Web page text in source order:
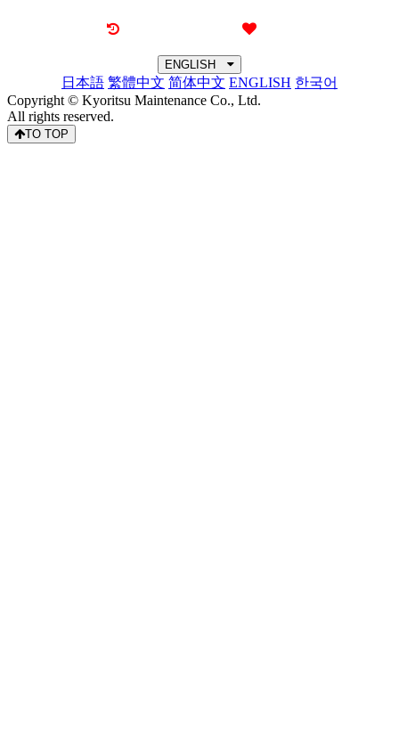
ENGLISH
日本語 繁體中文 简体中文 ENGLISH 한국어
Copyright © Kyoritsu Maintenance Co., Ltd.
All rights reserved.
TO TOP